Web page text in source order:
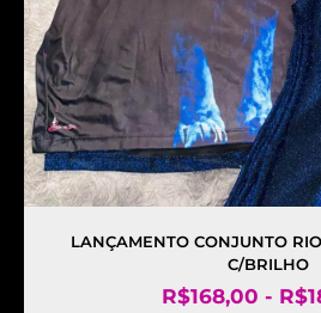
LANÇAMENTO CONJUNTO
C/BRILHO
R$168,00 - R$